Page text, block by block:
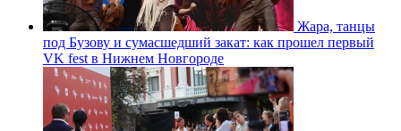
Жара, танцы
под Бузову и сумасшедший закат: как прошел первый
VK fest в Нижнем Новгороде